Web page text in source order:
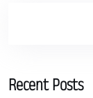
Recent Posts